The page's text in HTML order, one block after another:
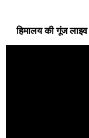
हिमालय की गूंज लाइव